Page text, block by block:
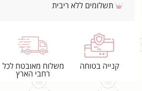
תשלומים ללא ריבית
קנייה בטוחה
משלוח מאובטח לכל
רחבי הארץ